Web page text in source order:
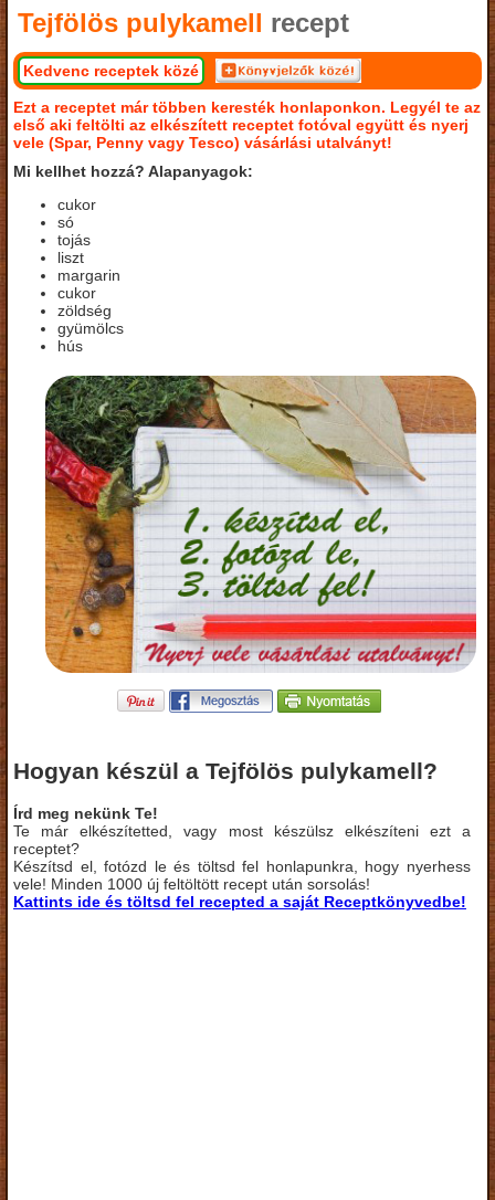
Tejfölös pulykamell recept
Kedvenc receptek közé
Ezt a receptet már többen keresték honlaponkon. Legyél te az
első aki feltölti az elkészített receptet fotóval együtt és nyerj
vele (Spar, Penny vagy Tesco) vásárlási utalványt!
Mi kellhet hozzá? Alapanyagok:
cukor
só
tojás
liszt
margarin
cukor
zöldség
gyümölcs
hús
Hogyan készül a Tejfölös pulykamell?
Írd meg nekünk Te!
Te már elkészítetted, vagy most készülsz elkészíteni ezt a
receptet?
Készítsd el, fotózd le és töltsd fel honlapunkra, hogy nyerhess
vele! Minden 1000 új feltöltött recept után sorsolás!
Kattints ide és töltsd fel recepted a saját Receptkönyvedbe!